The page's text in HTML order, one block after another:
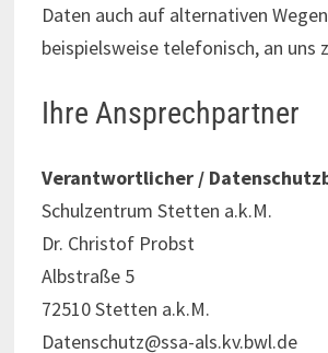
Daten auch auf alternativen
beispielsweise telefonisch, an uns
Ihre Ansprechpartner
Verantwortlicher /
Schulzentrum Stetten a.k.M.
Dr. Christof Probst
Albstraße 5
72510 Stetten a.k.M.
Datenschutz@ssa-als.kv.bwl.de